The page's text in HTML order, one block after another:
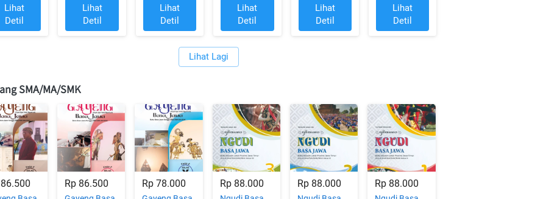
Lihat
Detil
Lihat
Detil
Lihat
Detil
Lihat
Detil
Lihat
Detil
Lihat
Detil
`Lihat Lagi
SMA/MA/SMK
Rp 86.500 Rp 78.000 Rp 88.000 Rp 88.000 Rp 88.000